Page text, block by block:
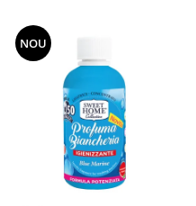
NOU